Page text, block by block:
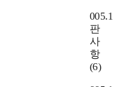
005.1
판
사
항
(6)